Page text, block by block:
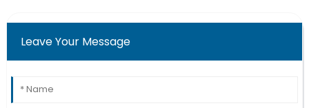
Leave Your Message